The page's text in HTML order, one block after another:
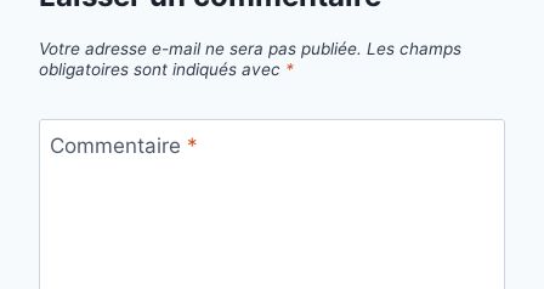
Votre adresse e-mail ne sera pas publiée. Les champs
obligatoires sont indiqués avec *
Commentaire *